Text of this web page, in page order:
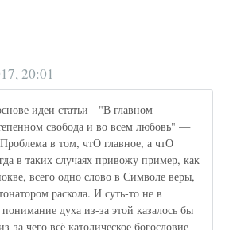
20:01
идеи статьи - "В главном
свобода и во всем любовь" —
Проблема в том, чтО главное, а чтО
в таких случаях привожу пример, как
всего одно слово в Символе веры,
раскола. И суть-то не в
духа из-за этой казалось бы
за чего всё католическое богословие